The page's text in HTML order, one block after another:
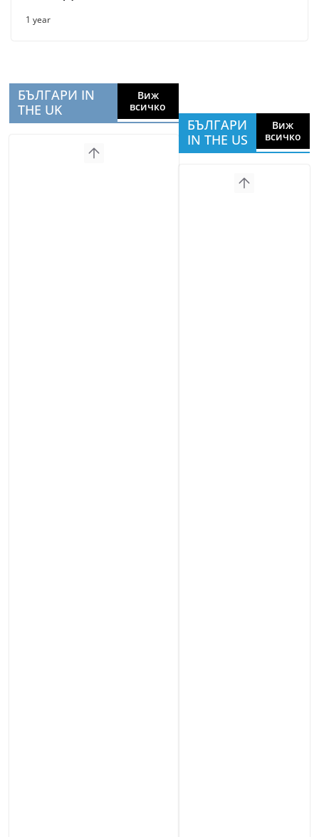
1 year
БЪЛГАРИ IN
THE UK
Виж
всичко
БЪЛГАРИ
IN THE US
Виж
всичко